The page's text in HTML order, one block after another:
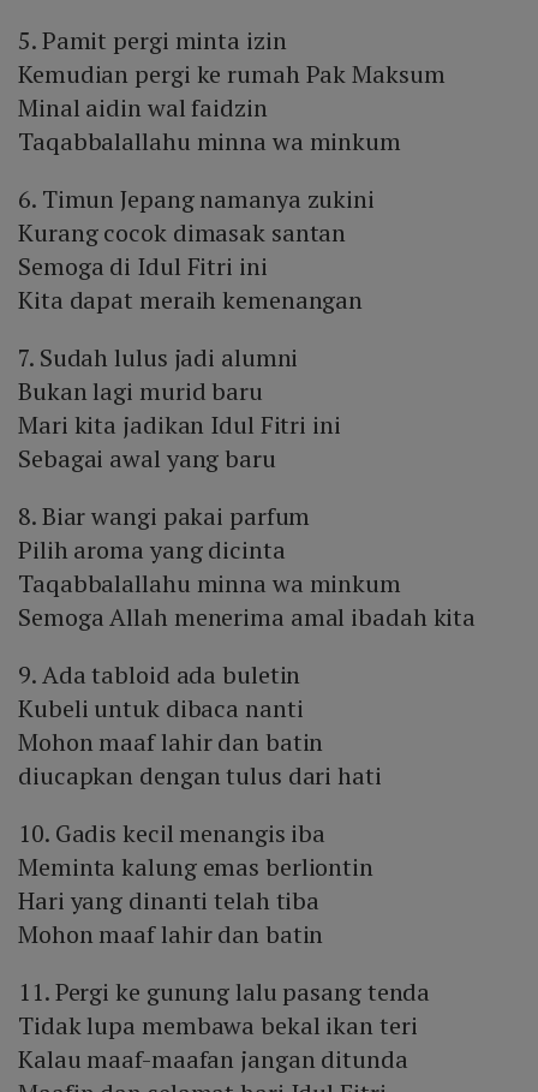
5. Pamit pergi minta izin
Kemudian pergi ke rumah Pak Maksum
Minal aidin wal faidzin
Taqabbalallahu minna wa minkum
6. Timun Jepang namanya zukini
Kurang cocok dimasak santan
Semoga di Idul Fitri ini
Kita dapat meraih kemenangan
7. Sudah lulus jadi alumni
Bukan lagi murid baru
Mari kita jadikan Idul Fitri ini
Sebagai awal yang baru
8. Biar wangi pakai parfum
Pilih aroma yang dicinta
Taqabbalallahu minna wa minkum
Semoga Allah menerima amal ibadah kita
9. Ada tabloid ada buletin
Kubeli untuk dibaca nanti
Mohon maaf lahir dan batin
diucapkan dengan tulus dari hati
10. Gadis kecil menangis iba
Meminta kalung emas berliontin
Hari yang dinanti telah tiba
Mohon maaf lahir dan batin
11. Pergi ke gunung lalu pasang tenda
Tidak lupa membawa bekal ikan teri
Kalau maaf-maafan jangan ditunda